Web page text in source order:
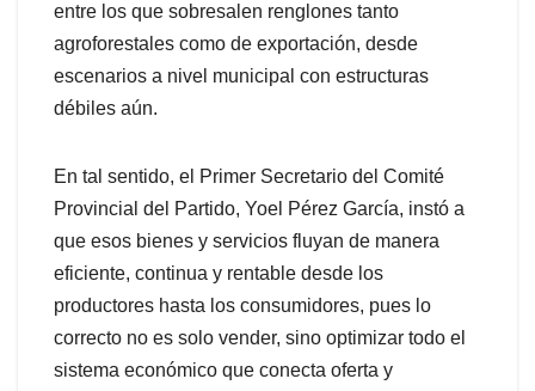
entre los que sobresalen renglones tanto
agroforestales como de exportación, desde
escenarios a nivel municipal con estructuras
débiles aún.
En tal sentido, el Primer Secretario del Comité
Provincial del Partido, Yoel Pérez García, instó a
que esos bienes y servicios fluyan de manera
eficiente, continua y rentable desde los
productores hasta los consumidores, pues lo
correcto no es solo vender, sino optimizar todo el
sistema económico que conecta oferta y